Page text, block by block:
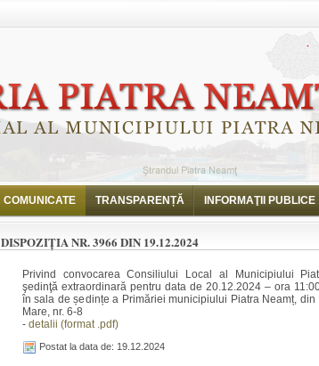
COMUNICATE TRANSPARENȚĂ INFORMAŢII PUBLICE
DISPOZIȚIA NR. 3966 DIN 19.12.2024
Privind convocarea Consiliului Local al Municipiului
şedinţă extraordinară pentru data de 20.12.2024 – ora
în sala de ședințe a Primăriei municipiului Piatra Neamț, din
Mare, nr. 6-8
- detalii (format .pdf)
Postat la data de: 19.12.2024